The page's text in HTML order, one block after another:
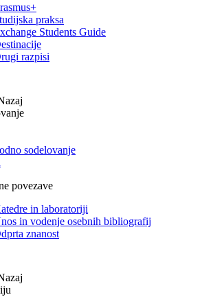
praksa
Students Guide
razpisi
sodelovanje
povezave
in laboratoriji
in vodenje osebnih bibliografij
znanost